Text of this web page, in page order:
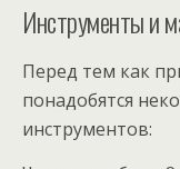
Инструменты и
Перед тем как
понадобятся
инструментов: